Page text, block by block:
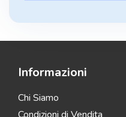
Informazioni
Chi Siamo